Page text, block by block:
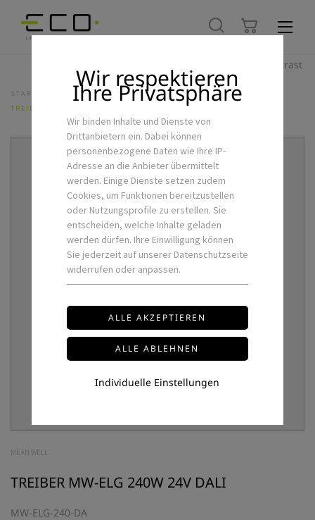
Hoher Kontrast
STARTSEITE LED-FLEXSTRIPS & ZUBEHÖR
NETZTEILE
TREIBER MW-ELG 240W 24V DALI
MEAN WELL
TREIBER MW-ELG 240W 24V DALI
MW-ELG-240-DA
Wir respektieren
Ihre Privatsphäre
Wir binden Inhalte und Dienste von
Drittanbietern ein. Dabei können
personenbezogene Daten wie Ihre IP-
Adresse an die Anbieter übermittelt
werden. Einige Dienste setzen zudem
Cookies, um Funktionen bereitzustellen
oder Nutzungsprofile zu erstellen. Sie
entscheiden, welche Inhalte geladen
werden dürfen. Ihre Einwilligung können
Sie jederzeit auf unserer Datenschutzseite
widerrufen oder anpassen.
Individuelle Einstellungen